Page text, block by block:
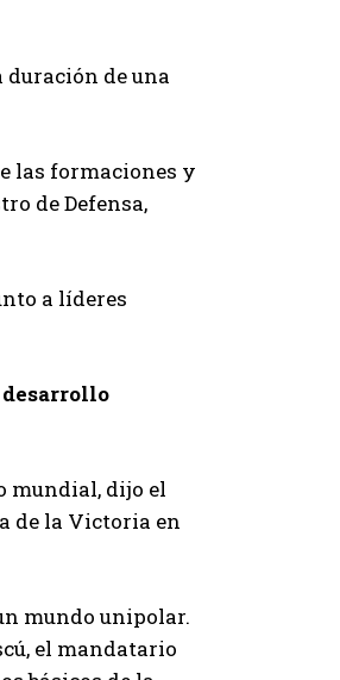
duración de una
las formaciones y
de Defensa,
a líderes
mundial, dijo el
de la Victoria en
mundo unipolar.
el mandatario